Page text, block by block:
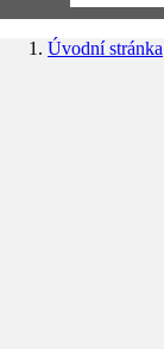
Úvodní stránka